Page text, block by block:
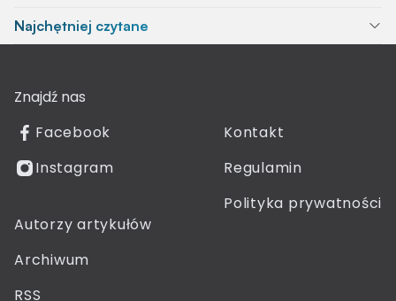
Najchętniej czytane
Znajdź nas
Facebook
Instagram
Kontakt
Regulamin
Polityka prywatności
Autorzy artykułów
Archiwum
RSS